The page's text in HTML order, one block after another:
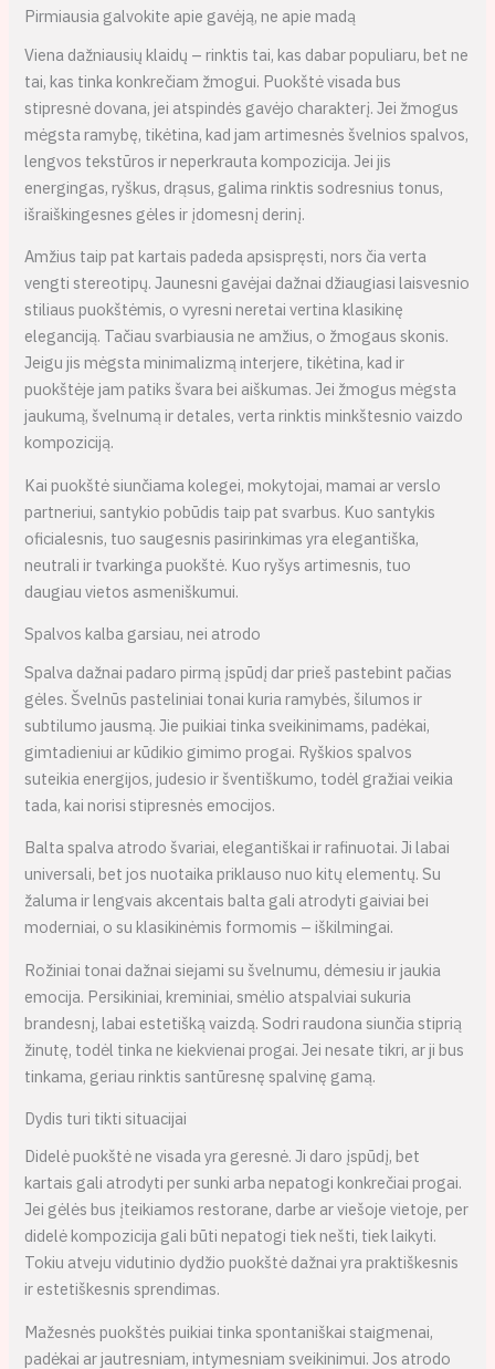
Pirmiausia galvokite apie gavėją, ne apie madą
Viena dažniausių klaidų – rinktis tai, kas dabar populiaru, bet ne
tai, kas tinka konkrečiam žmogui. Puokštė visada bus
stipresnė dovana, jei atspindės gavėjo charakterį. Jei žmogus
mėgsta ramybę, tikėtina, kad jam artimesnės švelnios spalvos,
lengvos tekstūros ir neperkrauta kompozicija. Jei jis
energingas, ryškus, drąsus, galima rinktis sodresnius tonus,
išraiškingesnes gėles ir įdomesnį derinį.
Amžius taip pat kartais padeda apsispręsti, nors čia verta
vengti stereotipų. Jaunesni gavėjai dažnai džiaugiasi laisvesnio
stiliaus puokštėmis, o vyresni neretai vertina klasikinę
eleganciją. Tačiau svarbiausia ne amžius, o žmogaus skonis.
Jeigu jis mėgsta minimalizmą interjere, tikėtina, kad ir
puokštėje jam patiks švara bei aiškumas. Jei žmogus mėgsta
jaukumą, švelnumą ir detales, verta rinktis minkštesnio vaizdo
kompoziciją.
Kai puokštė siunčiama kolegei, mokytojai, mamai ar verslo
partneriui, santykio pobūdis taip pat svarbus. Kuo santykis
oficialesnis, tuo saugesnis pasirinkimas yra elegantiška,
neutrali ir tvarkinga puokštė. Kuo ryšys artimesnis, tuo
daugiau vietos asmeniškumui.
Spalvos kalba garsiau, nei atrodo
Spalva dažnai padaro pirmą įspūdį dar prieš pastebint pačias
gėles. Švelnūs pasteliniai tonai kuria ramybės, šilumos ir
subtilumo jausmą. Jie puikiai tinka sveikinimams, padėkai,
gimtadieniui ar kūdikio gimimo progai. Ryškios spalvos
suteikia energijos, judesio ir šventiškumo, todėl gražiai veikia
tada, kai norisi stipresnės emocijos.
Balta spalva atrodo švariai, elegantiškai ir rafinuotai. Ji labai
universali, bet jos nuotaika priklauso nuo kitų elementų. Su
žaluma ir lengvais akcentais balta gali atrodyti gaiviai bei
moderniai, o su klasikinėmis formomis – iškilmingai.
Rožiniai tonai dažnai siejami su švelnumu, dėmesiu ir jaukia
emocija. Persikiniai, kreminiai, smėlio atspalviai sukuria
brandesnį, labai estetišką vaizdą. Sodri raudona siunčia stiprią
žinutę, todėl tinka ne kiekvienai progai. Jei nesate tikri, ar ji bus
tinkama, geriau rinktis santūresnę spalvinę gamą.
Dydis turi tikti situacijai
Didelė puokštė ne visada yra geresnė. Ji daro įspūdį, bet
kartais gali atrodyti per sunki arba nepatogi konkrečiai progai.
Jei gėlės bus įteikiamos restorane, darbe ar viešoje vietoje, per
didelė kompozicija gali būti nepatogi tiek nešti, tiek laikyti.
Tokiu atveju vidutinio dydžio puokštė dažnai yra praktiškesnis
ir estetiškesnis sprendimas.
Mažesnės puokštės puikiai tinka spontaniškai staigmenai,
padėkai ar jautresniam, intymesniam sveikinimui. Jos atrodo